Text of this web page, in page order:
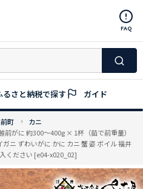
FAQ
るさと納税で探す ガイド
町
カニ
がに 約300〜400g × 1杯（茹で前重量）
ニ ずわいがに かに カニ 蟹 姿 ボイル 福井
ください [e04-x020_02]